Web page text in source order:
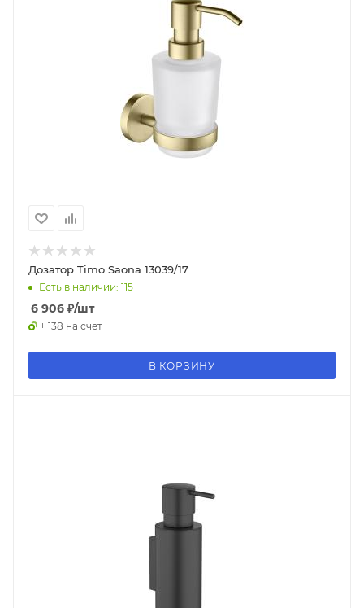
Дозатор Timo Saona 13039/17
Есть в наличии: 115
6 906 ₽/шт
+ 138 на счет
В КОРЗИНУ